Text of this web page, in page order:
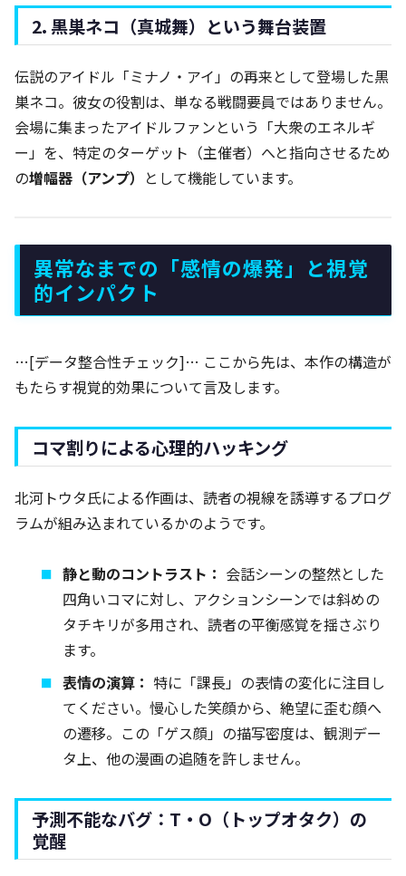
2. 黒巣ネコ（真城舞）という舞台装置
伝説のアイドル「ミナノ・アイ」の再来として登場した黒
巣ネコ。彼女の役割は、単なる戦闘要員ではありません。
会場に集まったアイドルファンという「大衆のエネルギ
ー」を、特定のターゲット（主催者）へと指向させるため
の増幅器（アンプ） として機能しています。
異常なまでの「感情の爆発」と視覚
的インパクト
…[データ整合性チェック]… ここから先は、本作の構造が
もたらす視覚的効果について言及します。
コマ割りによる心理的ハッキング
北河トウタ氏による作画は、読者の視線を誘導するプログ
ラムが組み込まれているかのようです。
静と動のコントラスト： 会話シーンの整然とした
四角いコマに対し、アクションシーンでは斜めの
タチキリが多用され、読者の平衡感覚を揺さぶり
ます。
表情の演算： 特に「課長」の表情の変化に注目し
てください。慢心した笑顔から、絶望に歪む顔へ
の遷移。この「ゲス顔」の描写密度は、観測デー
タ上、他の漫画の追随を許しません。
予測不能なバグ：T・O（トップオタク）の
覚醒